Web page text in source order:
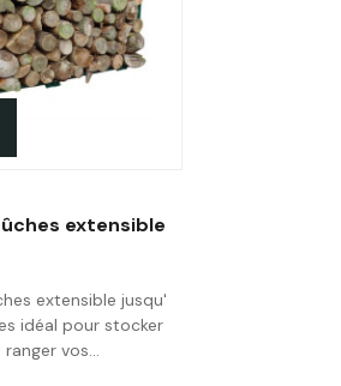
Acheter
extensible
extensible jusqu'
idéal pour stocker
vos...